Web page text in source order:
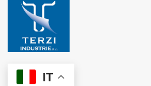
IT